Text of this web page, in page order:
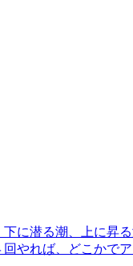
に潜る潮、上に昇
やれば、どこかで